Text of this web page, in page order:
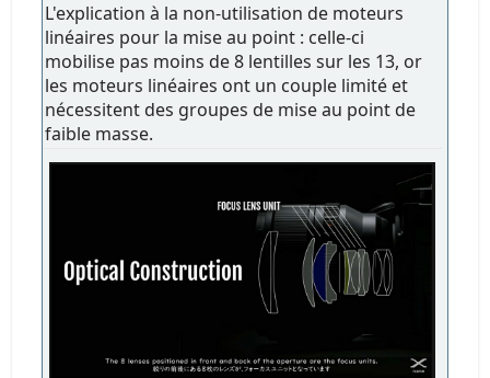
L'explication à la non-utilisation de moteurs
linéaires pour la mise au point : celle-ci
mobilise pas moins de 8 lentilles sur les 13, or
les moteurs linéaires ont un couple limité et
nécessitent des groupes de mise au point de
faible masse.